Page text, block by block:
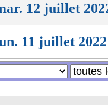
12 juillet
11 juillet 2022